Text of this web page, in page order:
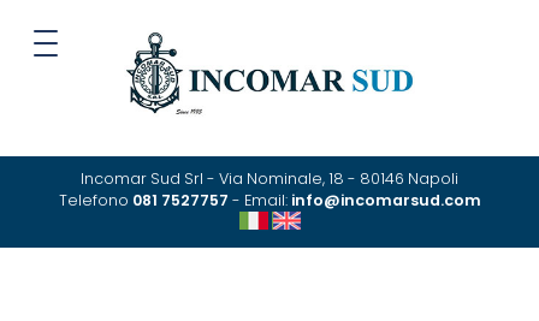
Incomar Sud Srl - Via Nominale, 18 - 80146 Napoli
Telefono 081 7527757 - Email: info@incomarsud.com